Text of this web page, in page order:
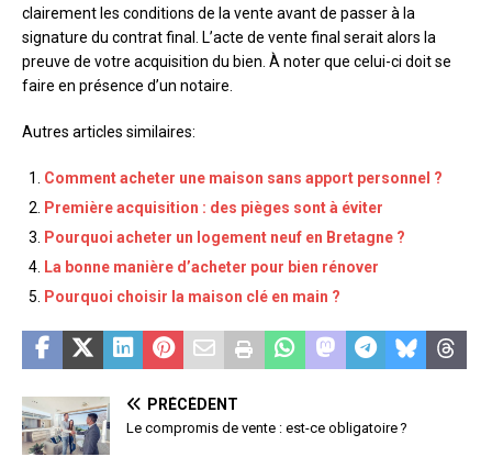
clairement les conditions de la vente avant de passer à la
signature du contrat final. L’acte de vente final serait alors la
preuve de votre acquisition du bien. À noter que celui-ci doit se
faire en présence d’un notaire.
Autres articles similaires:
Comment acheter une maison sans apport personnel ?
Première acquisition : des pièges sont à éviter
Pourquoi acheter un logement neuf en Bretagne ?
La bonne manière d’acheter pour bien rénover
Pourquoi choisir la maison clé en main ?
PRÉCÉDENT
Le compromis de vente : est-ce obligatoire ?